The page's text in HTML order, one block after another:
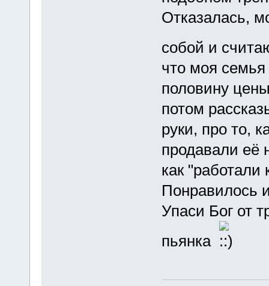
Отказалась,
собой и
что моя семья
половину
потом
руки, про то,
продавали её
как
Понравилось
Упаси Бог от
пьянка